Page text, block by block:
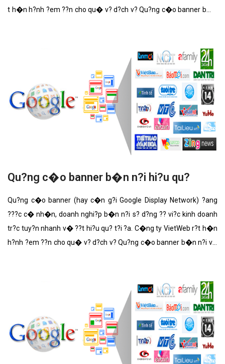
t h�n h?nh ?em ??n cho qu� v? d?ch v? Qu?ng c�o banner b�n
Qu?ng c�o banner b�n n?i hi?u qu?
Qu?ng c�o banner (hay c�n g?i Google Display Network) ?ang
???c c� nh�n, doanh nghi?p b�n n?i s? d?ng ?? vi?c kinh doanh
tr?c tuy?n nhanh v� ??t hi?u qu? t?i ?a. C�ng ty VietWeb r?t h�n
h?nh ?em ??n cho qu� v? d?ch v? Qu?ng c�o banner b�n n?i v?i